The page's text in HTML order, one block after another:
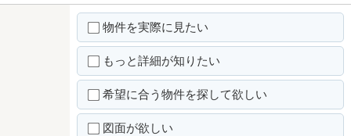
物件を実際に見たい
もっと詳細が知りたい
希望に合う物件を探して欲しい
図面が欲しい